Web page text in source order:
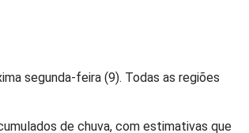
segunda-feira (9). Todas as regiões
de chuva, com estimativas que